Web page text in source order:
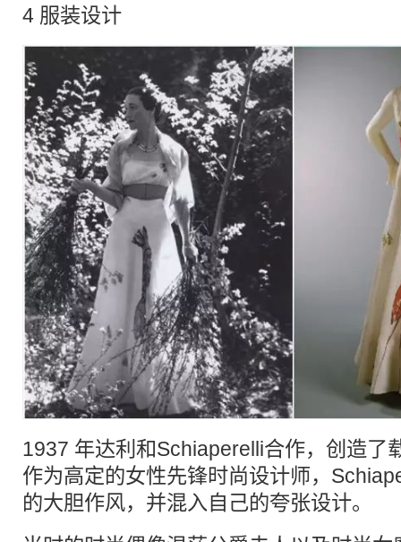
4 服装设计
1937 年达利和Schiaperelli合作，创造了
作为高定的女性先锋时尚设计师，
的大胆作风，并混入自己的夸张设计。